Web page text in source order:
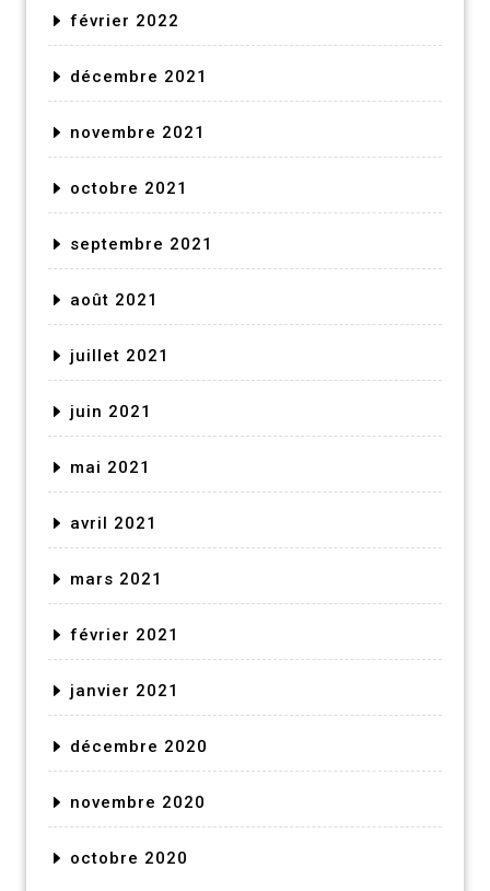
février 2022
décembre 2021
novembre 2021
octobre 2021
septembre 2021
août 2021
juillet 2021
juin 2021
mai 2021
avril 2021
mars 2021
février 2021
janvier 2021
décembre 2020
novembre 2020
octobre 2020